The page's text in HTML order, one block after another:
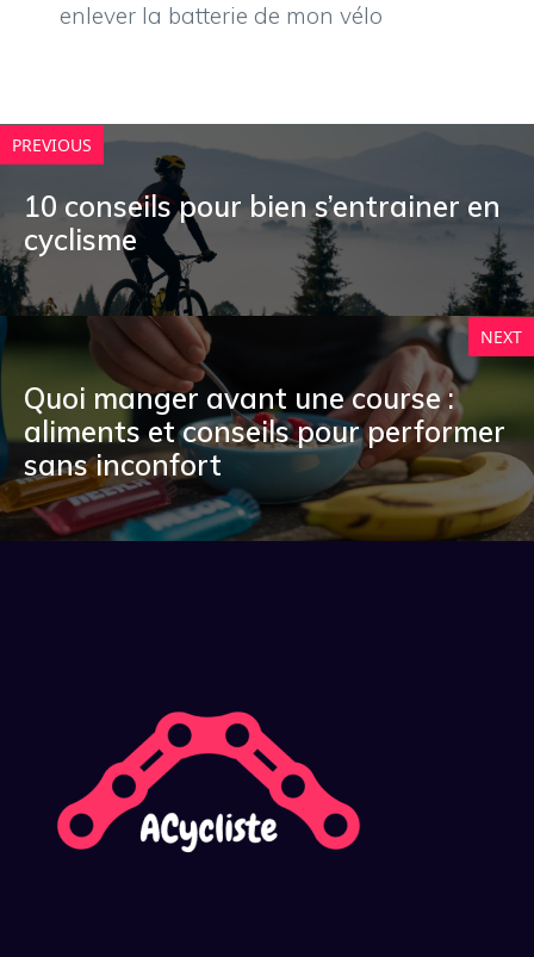
enlever la batterie de mon vélo
PREVIOUS
10 conseils pour bien s’entrainer en
cyclisme
NEXT
Quoi manger avant une course :
aliments et conseils pour performer
sans inconfort